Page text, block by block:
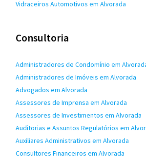
Vidraceiros Automotivos em Alvorada
Consultoria
Administradores de Condomínio em
Administradores de Imóveis em Alvorada
Advogados em Alvorada
Assessores de Imprensa em Alvorada
Assessores de Investimentos em Alvorada
Auditorias e Assuntos Regulatórios em
Auxiliares Administrativos em Alvorada
Consultores Financeiros em Alvorada